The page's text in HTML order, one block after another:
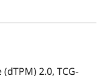
2.0, TCG-